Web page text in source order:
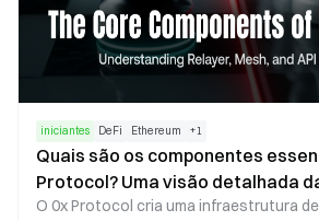
iniciantes DeFi Ethereum +1
Quais são os componentes
Protocol? Uma visão detalhada
Relayer, Mesh e API
O 0x Protocol cria uma infraestrutura